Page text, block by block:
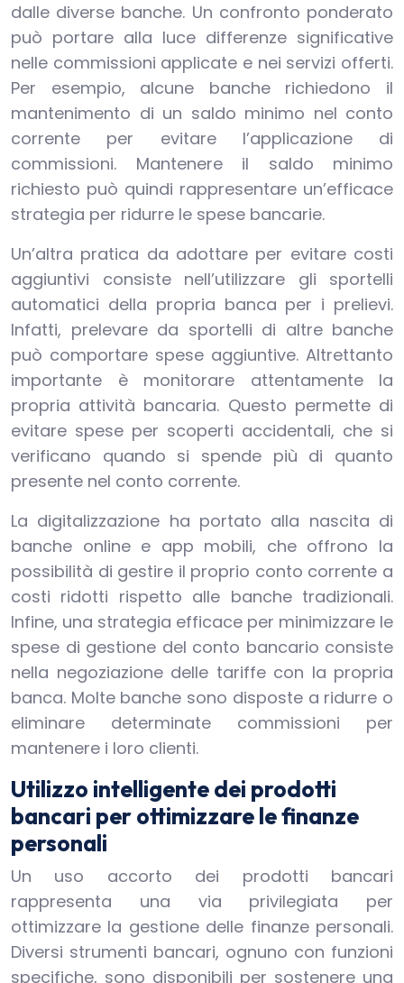
dalle diverse banche. Un confronto ponderato
può portare alla luce differenze significative
nelle commissioni applicate e nei servizi offerti.
Per esempio, alcune banche richiedono il
mantenimento di un saldo minimo nel conto
corrente per evitare l’applicazione di
commissioni. Mantenere il saldo minimo
richiesto può quindi rappresentare un’efficace
strategia per ridurre le spese bancarie.
Un’altra pratica da adottare per evitare costi
aggiuntivi consiste nell’utilizzare gli sportelli
automatici della propria banca per i prelievi.
Infatti, prelevare da sportelli di altre banche
può comportare spese aggiuntive. Altrettanto
importante è monitorare attentamente la
propria attività bancaria. Questo permette di
evitare spese per scoperti accidentali, che si
verificano quando si spende più di quanto
presente nel conto corrente.
La digitalizzazione ha portato alla nascita di
banche online e app mobili, che offrono la
possibilità di gestire il proprio conto corrente a
costi ridotti rispetto alle banche tradizionali.
Infine, una strategia efficace per minimizzare le
spese di gestione del conto bancario consiste
nella negoziazione delle tariffe con la propria
banca. Molte banche sono disposte a ridurre o
eliminare determinate commissioni per
mantenere i loro clienti.
Utilizzo intelligente dei prodotti
bancari per ottimizzare le finanze
personali
Un uso accorto dei prodotti bancari
rappresenta una via privilegiata per
ottimizzare la gestione delle finanze personali.
Diversi strumenti bancari, ognuno con funzioni
specifiche, sono disponibili per sostenere una